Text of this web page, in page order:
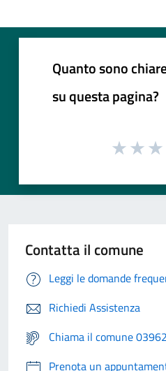
Quanto sono
su questa pagina?
Contatta il comune
Leggi le domande
Richiedi Assistenza
Chiama il comune
Prenota un